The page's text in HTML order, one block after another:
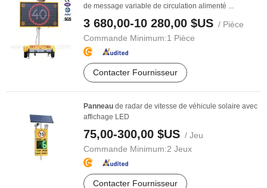
de message variable de circulation alimenté ...
3 680,00-10 280,00 $US / Pièce
Commande Minimum:1 Pièce
Contacter Fournisseur
Panneau de radar de vitesse de véhicule solaire avec
affichage LED
75,00-300,00 $US / Jeu
Commande Minimum:2 Jeux
Contacter Fournisseur